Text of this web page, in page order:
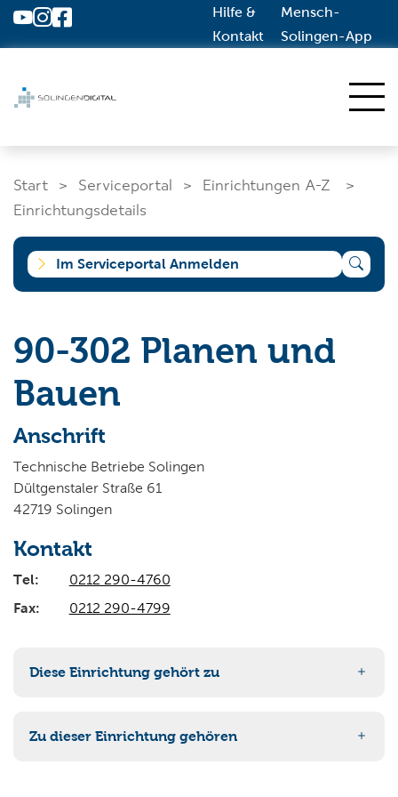
Zum Hauptinhalt springen
Hilfe &
Kontakt
Mensch-
Solingen-App
Dienstleistungen A-Z
Solingen.de
Start Serviceportal
Einrichtungen A-Z
Einrichtungsdetails
Im Serviceportal Anmelden
Was suchen Sie?
90-302 Planen und
Bauen
Anschrift
Technische Betriebe Solingen
Dültgenstaler Straße 61
42719 Solingen
Kontakt
Tel:
0212 290-4760
Fax:
0212 290-4799
Diese Einrichtung gehört zu
Zu dieser Einrichtung gehören